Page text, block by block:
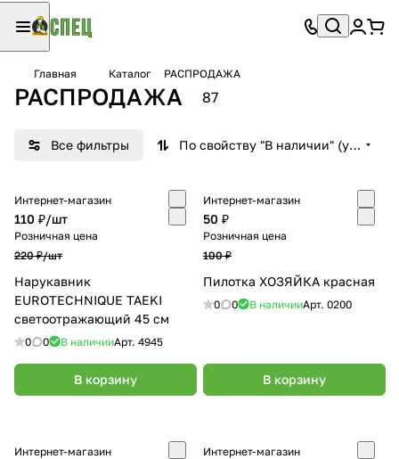
Главная Каталог РАСПРОДАЖА
РАСПРОДАЖА 87
Все фильтры По свойству "В наличии" (убывание)
Интернет-магазин
110 ₽/шт
Розничная цена
220 ₽/шт
Нарукавник
EUROTECHNIQUE TAEKI
светоотражающий 45 см
0 0 В наличииАрт. 4945
В корзину
Интернет-магазин
50 ₽
Розничная цена
100 ₽
Пилотка ХОЗЯЙКА красная
0 0 В наличииАрт. 0200
В корзину
Интернет-магазин Интернет-магазин